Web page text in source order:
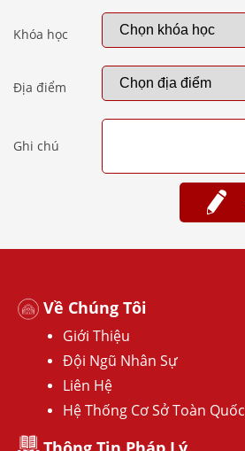
Khóa học
Địa điểm
Ghi chú
Về Chúng Tôi
Giới Thiệu
Đội Ngũ Nhân Sự
Liên Hệ
Hệ Thống Cơ Sở Toàn Quốc